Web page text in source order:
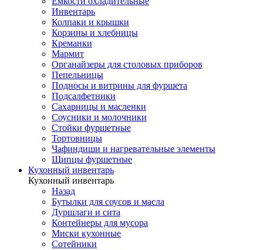
Инвентарь
Колпаки и крышки
Корзины и хлебницы
Креманки
Мармит
Органайзеры для столовых приборов
Пепельницы
Подносы и витрины для фуршета
Подсалфетники
Сахарницы и масленки
Соусники и молочники
Стойки фуршетные
Тортовницы
Чафиндиши и нагревательные элементы
Щипцы фуршетные
Кухонный инвентарь
Кухонный инвентарь
Назад
Бутылки для соусов и масла
Дуршлаги и сита
Контейнеры для мусора
Миски кухонные
Сотейники